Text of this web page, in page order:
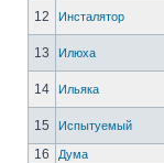
12
Инсталятор
13
Илюха
14
Ильяка
15
Испытуемый
16
Дума